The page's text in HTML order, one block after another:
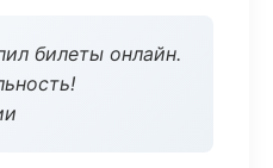
билеты онлайн.